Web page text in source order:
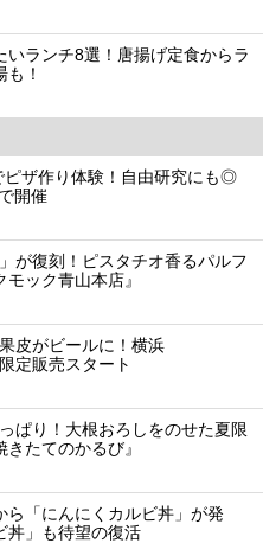
いランチ8選！唐揚げ定食からラ
！
ザ作り体験！自由研究にも◎
開催
が復刻！ピスタチオ香るパルフ
ック青山本店』
皮がビールに！横浜
定販売スタート
ぱり！大根おろしをのせた夏限
たてのかるび』
ら「にんにくカルビ丼」が発
丼」も待望の復活